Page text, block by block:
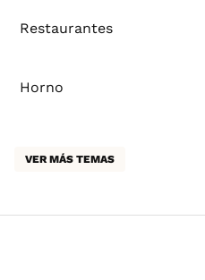
Restaurantes
Horno
VER MÁS TEMAS